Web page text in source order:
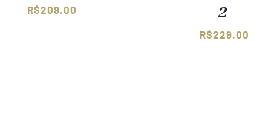
R$209.00
2
R$229.00